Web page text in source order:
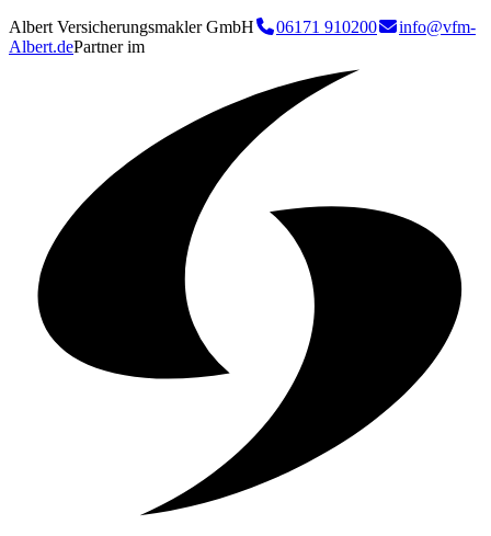
Albert Versicherungsmakler GmbH 06171 910200
info@vfm-
Albert.dePartner im